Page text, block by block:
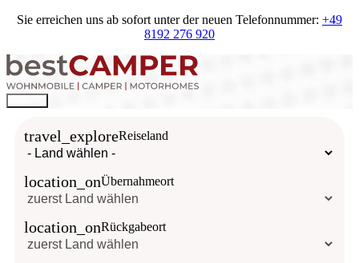
Sie erreichen uns ab sofort unter der neuen Telefonnummer: +49
8192 276 920
travel_exploreReiseland
location_onÜbernahmeort
location_onRückgabeort